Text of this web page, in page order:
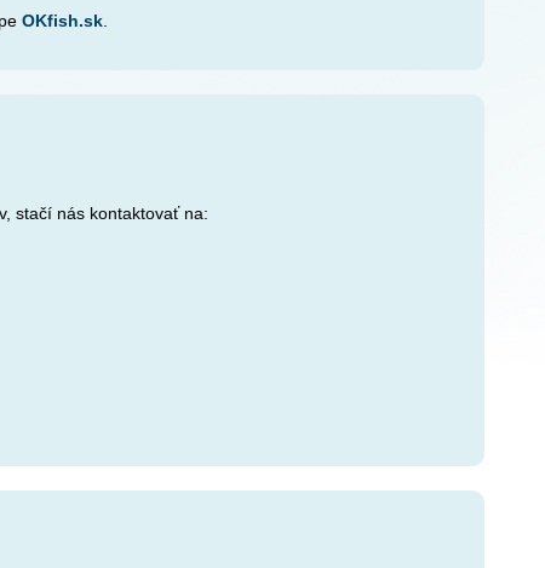
OKfish.sk
stačí nás kontaktovať na: